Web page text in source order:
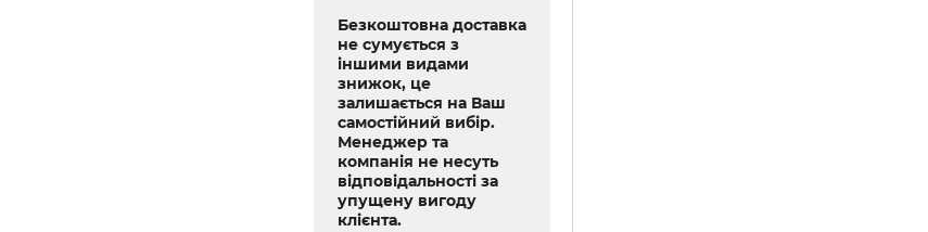
Безкоштовна доставка
не сумується з
іншими видами
знижок, це
залишається на Ваш
самостійний вибір.
Менеджер та
компанія не несуть
відповідальності за
упущену вигоду
клієнта.